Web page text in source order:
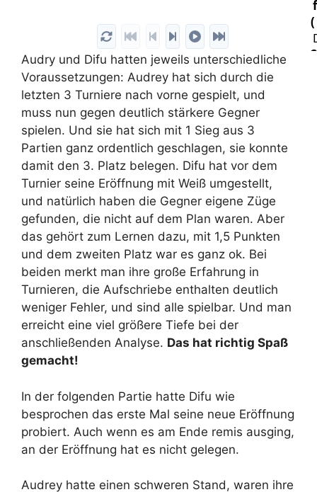
Audry und Difu hatten jeweils unterschiedliche
Voraussetzungen: Audrey hat sich durch die
letzten 3 Turniere nach vorne gespielt, und
muss nun gegen deutlich stärkere Gegner
spielen. Und sie hat sich mit 1 Sieg aus 3
Partien ganz ordentlich geschlagen, sie konnte
damit den 3. Platz belegen. Difu hat vor dem
Turnier seine Eröffnung mit Weiß umgestellt,
und natürlich haben die Gegner eigene Züge
gefunden, die nicht auf dem Plan waren. Aber
das gehört zum Lernen dazu, mit 1,5 Punkten
und dem zweiten Platz war es ganz ok. Bei
beiden merkt man ihre große Erfahrung in
Turnieren, die Aufschriebe enthalten deutlich
weniger Fehler, und sind alle spielbar. Und man
erreicht eine viel größere Tiefe bei der
anschließenden Analyse. Das hat richtig Spaß
gemacht!
In der folgenden Partie hatte Difu wie
besprochen das erste Mal seine neue Eröffnung
probiert. Auch wenn es am Ende remis ausging,
an der Eröffnung hat es nicht gelegen.
Audrey hatte einen schweren Stand, waren ihre